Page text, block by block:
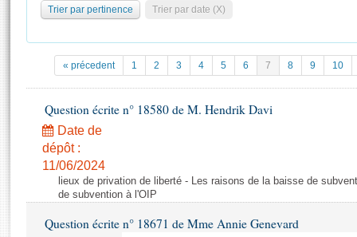
Documents parlementaires
Propositions de loi
Amendements
Textes adoptés
Rapports d'information
Rapports législatifs
Transparence et déontologie
Histoire
Juniors
Anciennes législatures
Liens vers les sites publics
Les archives
Photos libres de droit
Trier par pertinence Trier par date (X)
« précedent 1 2 3 4 5 6 7 8 9 10
Question écrite n° 18580 de M. Hendrik Davi
Date de
dépôt :
11/06/2024
lieux de privation de liberté - Les raisons de la baisse de
de subvention à l'OIP
Question écrite n° 18671 de Mme Annie Genevard